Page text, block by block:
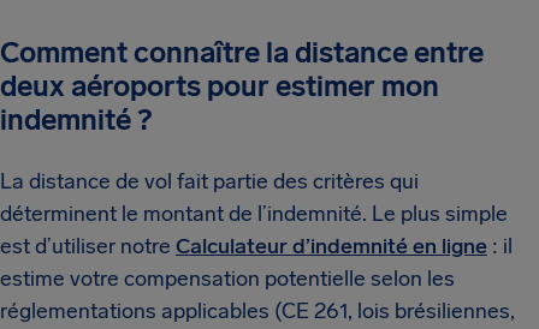
Comment connaître la distance entre
deux aéroports pour estimer mon
indemnité ?
La distance de vol fait partie des critères qui
déterminent le montant de l’indemnité. Le plus simple
est d’utiliser notre Calculateur d’indemnité en ligne : il
estime votre compensation potentielle selon les
réglementations applicables (CE 261, lois brésiliennes,